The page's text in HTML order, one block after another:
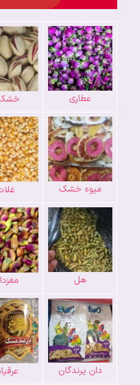
عطاری
میوه خشک
هل
دان پرندگان